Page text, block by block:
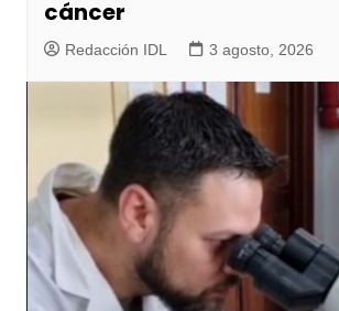
cáncer
Redacción IDL 3 agosto, 2026